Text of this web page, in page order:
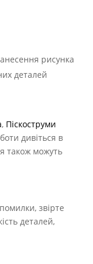
рисунка
деталей
, Піскоструми
дивіться в
також можуть
звірте
деталей,